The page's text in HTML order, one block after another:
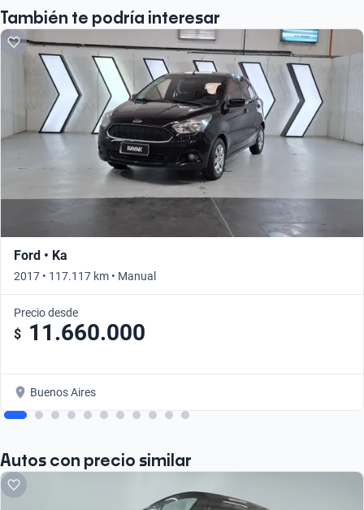
También te podría interesar
Ford • Ka
2017 • 117.117 km • Manual
Precio desde
$ 11.660.000
Buenos Aires
Autos con precio similar